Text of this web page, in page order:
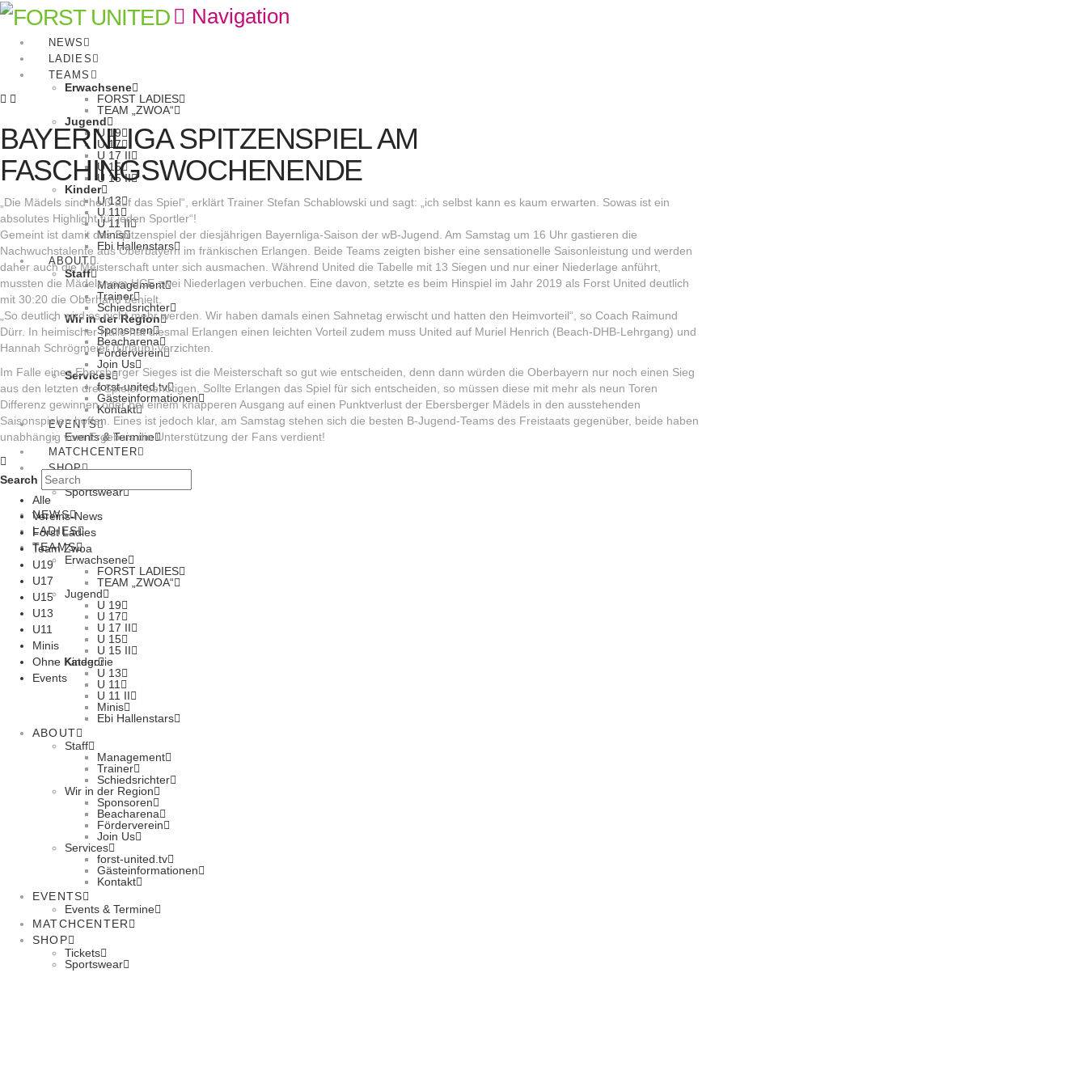
Navigation
NEWS
LADIES
TEAMS
Erwachsene
FORST LADIES
TEAM „ZWOA“
Jugend
U 19
U 17
U 17 II
U 15
U 15 II
Kinder
U 13
U 11
U 11 II
Minis
Ebi Hallenstars
ABOUT
Staff
Management
Trainer
Schiedsrichter
Wir in der Region
Sponsoren
Beacharena
Förderverein
Join Us
Services
forst-united.tv
Gästeinformationen
Kontakt
EVENTS
Events & Termine
MATCHCENTER
SHOP
Tickets
Sportswear
NEWS
LADIES
TEAMS
Erwachsene
FORST LADIES
TEAM „ZWOA“
Jugend
U 19
U 17
U 17 II
U 15
U 15 II
Kinder
U 13
U 11
U 11 II
Minis
Ebi Hallenstars
ABOUT
Staff
Management
Trainer
Schiedsrichter
Wir in der Region
Sponsoren
Beacharena
Förderverein
Join Us
Services
forst-united.tv
Gästeinformationen
Kontakt
EVENTS
Events & Termine
MATCHCENTER
SHOP
Tickets
Sportswear
BAYERNLIGA SPITZENSPIEL AM
FASCHINGSWOCHENENDE
„Die Mädels sind heiß auf das Spiel“, erklärt Trainer Stefan Schablowski und sagt: „ich selbst kann es kaum erwarten. Sowas ist ein
absolutes Highlight für jeden Sportler“!
Gemeint ist damit das Spitzenspiel der diesjährigen Bayernliga-Saison der wB-Jugend. Am Samstag um 16 Uhr gastieren die
Nachwuchstalente aus Oberbayern im fränkischen Erlangen. Beide Teams zeigten bisher eine sensationelle Saisonleistung und werden
daher auch die Meisterschaft unter sich ausmachen. Während United die Tabelle mit 13 Siegen und nur einer Niederlage anführt,
mussten die Mädels vom HCE zwei Niederlagen verbuchen. Eine davon, setzte es beim Hinspiel im Jahr 2019 als Forst United deutlich
mit 30:20 die Oberhand behielt.
„So deutlich wird es nicht mehr werden. Wir haben damals einen Sahnetag erwischt und hatten den Heimvorteil“, so Coach Raimund
Dürr. In heimischer Halle hat diesmal Erlangen einen leichten Vorteil zudem muss United auf Muriel Henrich (Beach-DHB-Lehrgang) und
Hannah Schrögmeier (Urlaub) verzichten.
Im Falle eines Ebersberger Sieges ist die Meisterschaft so gut wie entscheiden, denn dann würden die Oberbayern nur noch einen Sieg
aus den letzten drei Spielen benötigen. Sollte Erlangen das Spiel für sich entscheiden, so müssen diese mit mehr als neun Toren
Differenz gewinnen oder bei einem knapperen Ausgang auf einen Punktverlust der Ebersberger Mädels in den ausstehenden
Saisonspielen hoffen. Eines ist jedoch klar, am Samstag stehen sich die besten B-Jugend-Teams des Freistaats gegenüber, beide haben
unabhängig vom Ergebnis die Unterstützung der Fans verdient!
Search
Alle
Vereins-News
Forst Ladies
Team Zwoa
U19
U17
U15
U13
U11
Minis
Ohne Kategorie
Events